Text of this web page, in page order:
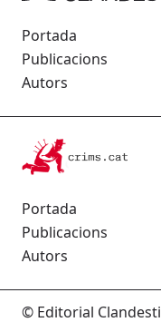
Portada
Publicacions
Autors
Portada
Publicacions
Autors
© Editorial